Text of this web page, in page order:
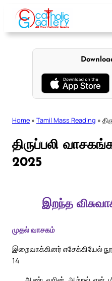
content
Home » Tamil Mass Reading »
திருப்பலி
2025
இறந்த
முதல் வாசகம்
இறைவாக்கினர் எசேக்கியேல்
14